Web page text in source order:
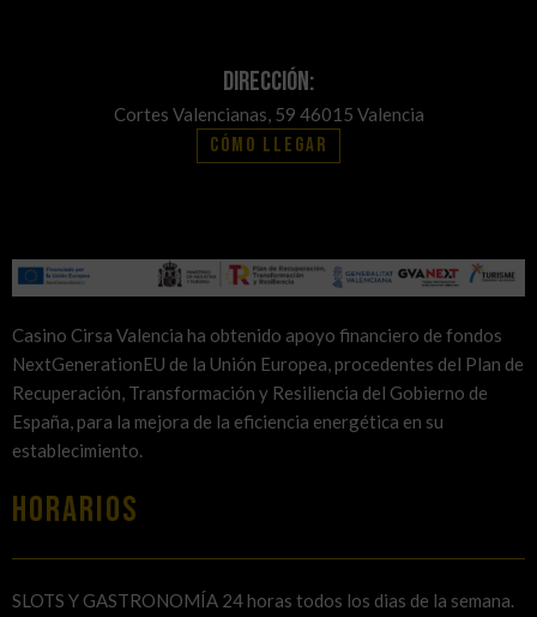
Dirección:
Cortes Valencianas, 59 46015 Valencia
Cómo llegar
Casino Cirsa Valencia ha obtenido apoyo financiero de fondos
NextGenerationEU de la Unión Europea, procedentes del Plan de
Recuperación, Transformación y Resiliencia del Gobierno de
España, para la mejora de la eficiencia energética en su
establecimiento.
HORARIOS
SLOTS Y GASTRONOMÍA 24 horas todos los dias de la semana.